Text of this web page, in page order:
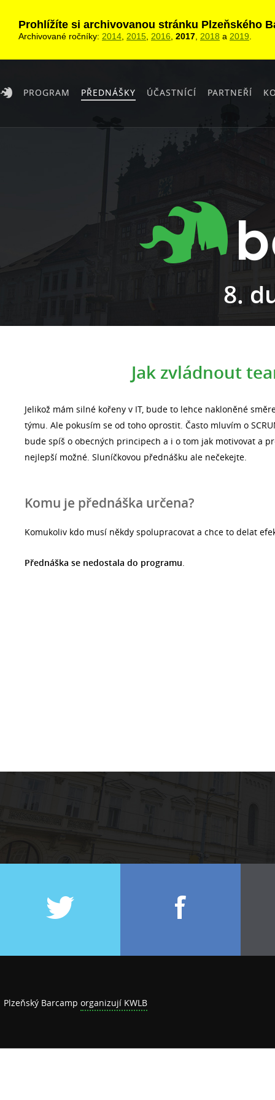
Prohlížíte si archivovanou stránku Plzeňského
Archivované ročníky: 2014 2015 2016 2017 2018 a 2019
PROGRAM PŘEDNÁŠKY ÚČASTNÍCÍ PARTNEŘÍ
8.
Jak zvládnout
Jelikož mám silné kořeny v IT, bude to lehce nakloněné
týmu. Ale pokusím se od toho oprostit. Často mluvím o
bude spíš o obecných principech a i o tom jak motivovat a
nejlepší možné. Sluníčkovou přednášku ale nečekejte.
Komu je přednáška určena?
Komukoliv kdo musí někdy spolupracovat a chce to delat
Přednáška se nedostala do programu.
Plzeňský Barcamp organizují KWLB